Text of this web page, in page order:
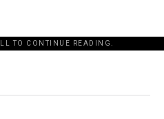
TO CONTINUE READING.